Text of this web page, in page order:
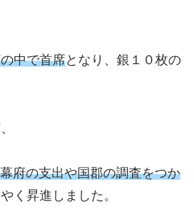
中で首席となり、銀１０枚の
幕府の支出や国郡の調査をつか
く昇進しました。